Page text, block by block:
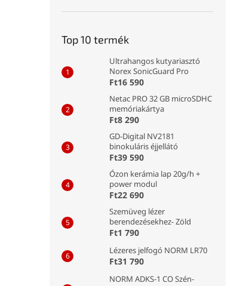
Top 10 termék
Ultrahangos kutyariasztó
Norex SonicGuard Pro
Ft16 590
Netac PRO 32 GB microSDHC
memóriakártya
Ft8 290
GD-Digital NV2181
binokuláris éjjellátó
Ft39 590
Ózon kerámia lap 20g/h +
power modul
Ft22 690
Szemüveg lézer
berendezésekhez- Zöld
Ft1 790
Lézeres jelfogó NORM LR70
Ft31 790
NORM ADKS-1 CO Szén-